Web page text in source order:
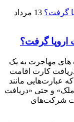
13 مرداد
اروپا گرفت؟
های مهاجرت به یک
کارت اقامت
عبارت‌هایی مانند
ملک» و حتی «دریافت
شرکت‌های